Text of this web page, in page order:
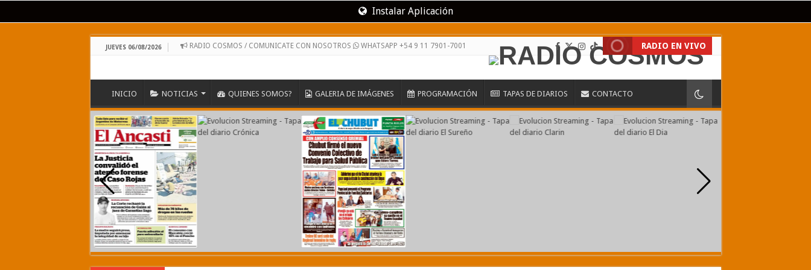
Instalar Aplicación
JUEVES 06/08/2026 RADIO COSMOS / COMUNICATE CON NOSOTROS WHATSAPP +54 9 11 7901-7001 RADIO EN VIVO
INICIO NOTICIAS QUIENES SOMOS? GALERIA DE IMÁGENES PROGRAMACIÓN TAPAS DE DIARIOS CONTACTO